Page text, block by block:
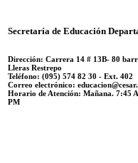
Secretaría de Educación
Dirección: Carrera 14 # 13B- 80
Lleras Restrepo
Teléfono: (095) 574 82 30 - Ext. 402
Correo electrónico:
Horario de Atención: Mañana. 7:45
PM